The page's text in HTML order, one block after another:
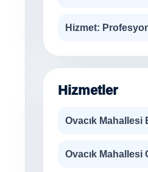
Hizmet:
Hizmetler
Ovacık Mahallesi
Ovacık Mahallesi